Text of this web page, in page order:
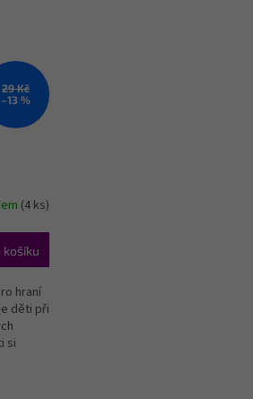
29 Kč
–13 %
(4 ks)
košíku
hraní
děti při
si